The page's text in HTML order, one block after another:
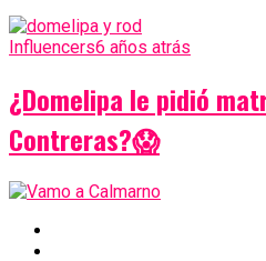
Influencers6 años atrás
¿Domelipa le pidió
Contreras?😱